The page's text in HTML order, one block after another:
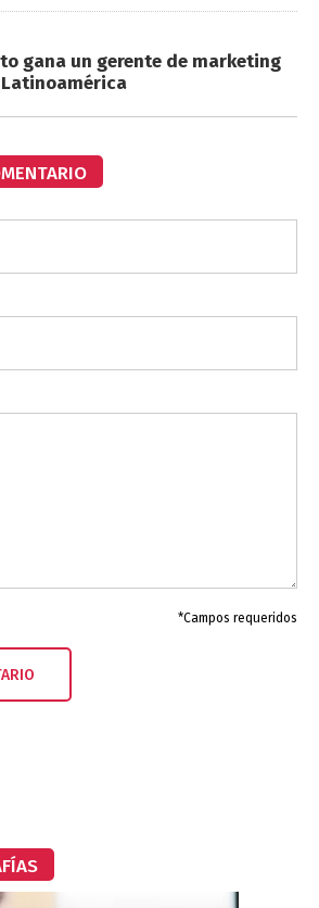
gana un gerente de marketing
Latinoamérica
*Campos requeridos